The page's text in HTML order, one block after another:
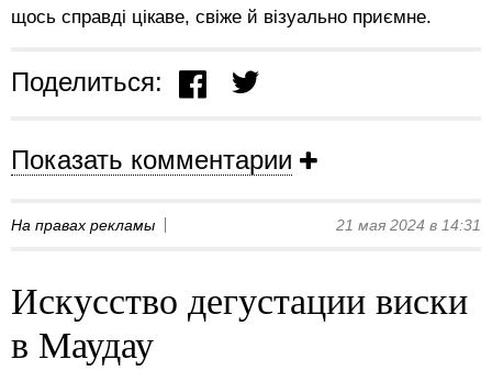
щось справді цікаве, свіже й візуально приємне.
Поделиться:
Показать комментарии
На правах рекламы 21 мая 2024 в 14:31
Искусство дегустации виски
в Маудау